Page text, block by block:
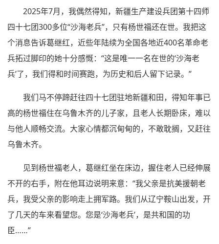
2025年7月，我偶然得知，新疆生产建设兵团第十四师
四十七团300多位“沙海老兵”，只有杨世福还在世。我把这
个消息告诉葛继红，近些年陆续为全国各地近400名革命老
兵拓过脚印的她十分感慨：“这是唯一一名在世的‘沙海老
兵’了，我们得和时间赛跑，为历史和后人留下记录。”
我们马不停蹄赶往四十七团驻地新疆和田，得知年事已
高的杨世福住在乌鲁木齐的儿子家，且老人长期卧床，难以
与他人顺畅交流。大家心情都沉甸甸的，不敢耽搁，又赶往
乌鲁木齐。
见到杨世福老人，葛继红坐在床边，握住老人已经伸展
不开的右手，附在他耳边说明来意：“我父亲是抗美援朝老
兵，我受父亲的影响走上拥军路。我们从辽宁鞍山出发，开
了几天的车来看望您。您是‘沙海老兵’，是共和国的功
臣……”